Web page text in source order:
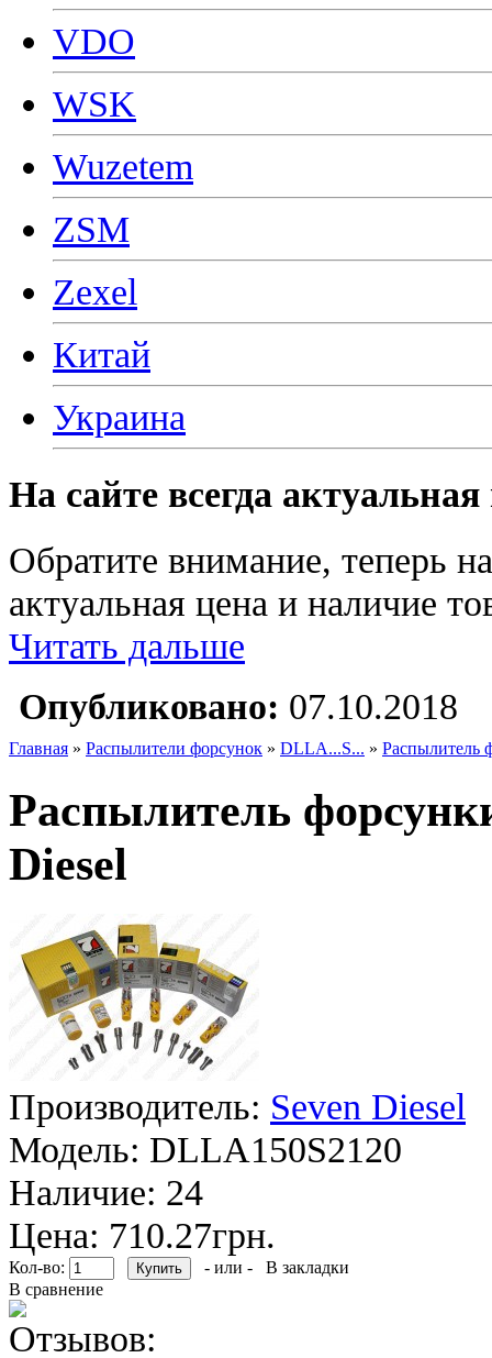
VDO
WSK
Wuzetem
ZSM
Zexel
Китай
Украина
На сайте всегда
Обратите внимание, теперь
актуальная цена и наличие
Читать дальше
Опубликовано: 07.10.2018
Главная » Распылители форсунок » DLLA...S... » Распылитель
Распылитель
Diesel
Производитель: Seven Diesel
Модель: DLLA150S2120
Наличие: 24
Цена: 710.27грн.
Кол-во: - или -
В закладки
В сравнение